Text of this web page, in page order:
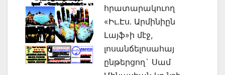
հրատարակուող
«Իւ.Էս. Արմինիըն
Լայֆ»ի մէջ,
լոսանճելոսահայ
ընթերցող` Սամ